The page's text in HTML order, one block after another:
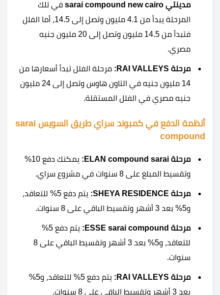
مدينتي sarai compound new cairo
في تلك
المرحلة يبدأ من 4.1 مليون وتصل إلى 14.5، أما الفلل
فتبدأ من 14.5 مليون وتصل إلى 20 مليون جنيه
مصري.
مرحلة RAI VALLEYS:
مرحلة الفلل تبدأ أسعارها من
14 مليون جنيه في التاون هاوس وتصل إلى 24 مليون
جنيه مصري في الفلل المستقلة.
أنظمة الدفع في كمبوند سراي طريق السويس sarai
compound
مرحلة ELAN compound sarai:
يمكنك دفع 10%
وتقسيط المبلغ على 8 سنوات في مشروع سراي.
مرحلة SHEYA RESIDENCE:
يتم دفع 5% للتعاقد،
و5% بعد 3 أشهر وتقسيط الباقي على 8 سنوات.
مرحلة ESSE sarai compound:
يتم دفع 5%
للتعاقد، و5% بعد 3 أشهر وتقسيط الباقي على 8
سنوات.
مرحلة RAI VALLEYS:
يتم دفع 5% للتعاقد، و5%
بعد 3 أشهر وتقسيط الباقي على 8 سنوات.